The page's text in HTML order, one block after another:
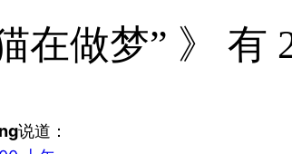
在做梦” 》 有
说道：